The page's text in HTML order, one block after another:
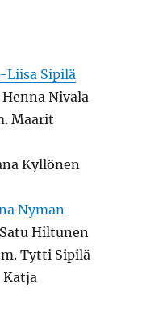
Liisa Sipilä
Nivala
Maarit
Kyllönen
Nyman
Hiltunen
Tytti Sipilä
Katja